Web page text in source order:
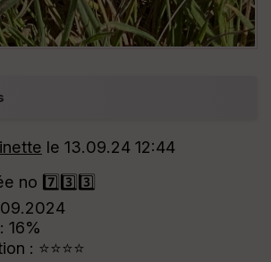
le 13.09.24 12:44
no 7️⃣3️⃣3️⃣
16%
: ⭐⭐⭐⭐